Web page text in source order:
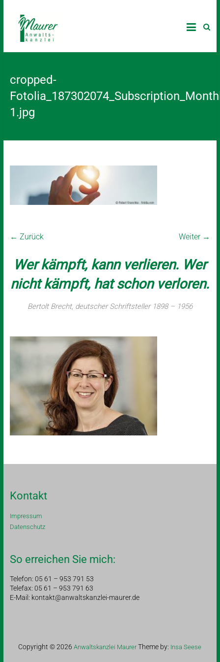
cropped-
1.jpg
← Zurück Weiter →
Wer kämpft, kann verlieren. Wer
nicht kämpft, hat schon verloren.
Bertolt Brecht, deutscher Schriftsteller 1898 – 1956
Kontakt
Impressum
Datenschutz
So erreichen Sie mich:
Telefon: 05 61 – 953 791 53
Telefax: 05 61 – 953 791 63
E-Mail: kontakt@anwaltskanzlei-maurer.de
Copyright © 2026Anwaltskanzlei MaurerTheme by: Insa Seese